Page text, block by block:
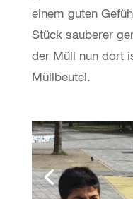
einem guten
Stück sauberer
der Müll nun dort
Müllbeutel.